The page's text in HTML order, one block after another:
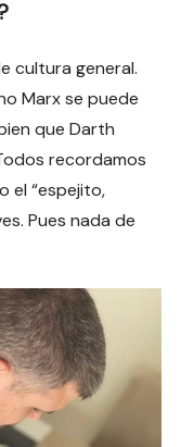
cultura general.
Marx se puede
que Darth
recordamos
el “espejito,
Pues nada de